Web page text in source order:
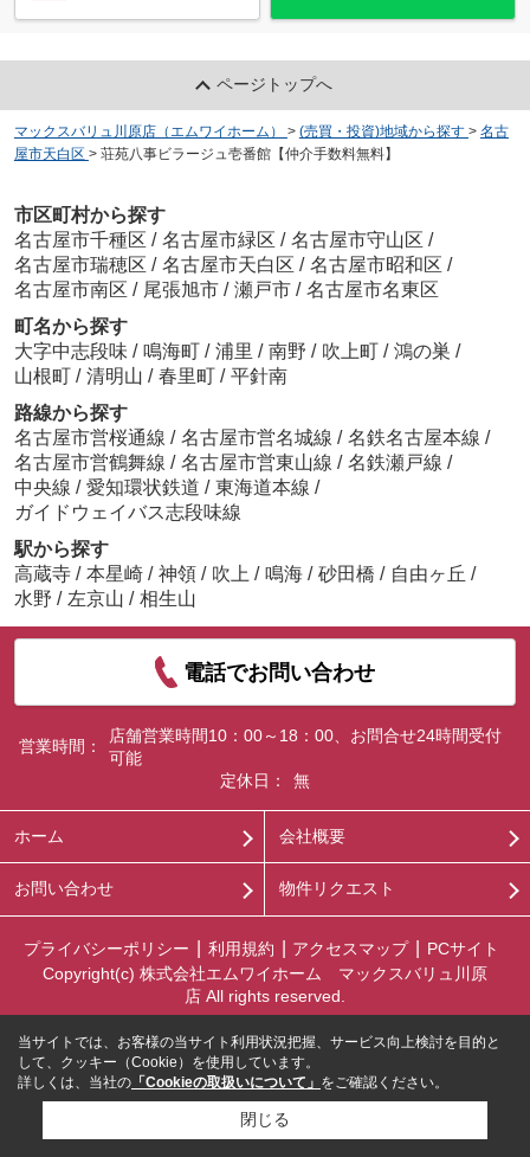
ページトップへ
マックスバリュ川原店（エムワイホーム） > (売買・投資)地域から探す > 名古
屋市天白区 > 荘苑八事ビラージュ壱番館【仲介手数料無料】
市区町村から探す
名古屋市千種区 / 名古屋市緑区 / 名古屋市守山区 /
名古屋市瑞穂区 / 名古屋市天白区 / 名古屋市昭和区 /
名古屋市南区 / 尾張旭市 / 瀬戸市 / 名古屋市名東区
町名から探す
大字中志段味 / 鳴海町 / 浦里 / 南野 / 吹上町 / 鴻の巣 /
山根町 / 清明山 / 春里町 / 平針南
路線から探す
名古屋市営桜通線 / 名古屋市営名城線 / 名鉄名古屋本線 /
名古屋市営鶴舞線 / 名古屋市営東山線 / 名鉄瀬戸線 /
中央線 / 愛知環状鉄道 / 東海道本線 /
ガイドウェイバス志段味線
駅から探す
高蔵寺 / 本星崎 / 神領 / 吹上 / 鳴海 / 砂田橋 / 自由ヶ丘 /
水野 / 左京山 / 相生山
電話でお問い合わせ
営業時間：
店舗営業時間10：00～18：00、お問合せ24時間受付
可能
定休日：
無
ホーム 会社概要
お問い合わせ 物件リクエスト
プライバシーポリシー 利用規約 アクセスマップ
PCサイト
Copyright(c) 株式会社エムワイホーム マックスバリュ川原
店 All rights reserved.
当サイトでは、お客様の当サイト利用状況把握、サービス向上検討を目的と
して、クッキー（Cookie）を使用しています。
詳しくは、当社の 「Cookieの取扱いについて」 をご確認ください。
閉じる